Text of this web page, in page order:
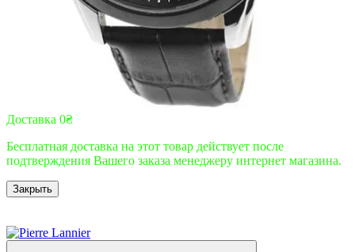
Доставка 0₴
Бесплатная доставка на этот товар действует после
подтверждения Вашего заказа менеджеру интернет магазина.
Закрыть